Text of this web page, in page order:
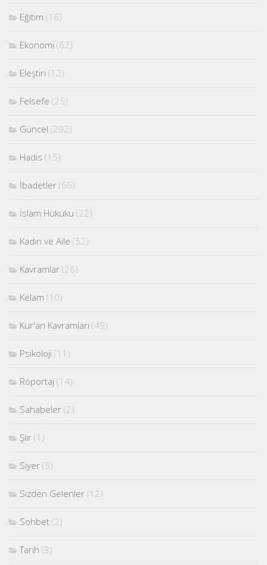
Eğitim (16)
Ekonomi (62)
Eleştiri (12)
Felsefe (25)
Güncel (292)
Hadis (15)
İbadetler (66)
İslam Hukuku (22)
Kadın ve Aile (52)
Kavramlar (26)
Kelam (10)
Kur'an Kavramları (49)
Psikoloji (11)
Röportaj (14)
Sahabeler (2)
Şiir (1)
Siyer (5)
Sizden Gelenler (12)
Sohbet (2)
Tarih (3)